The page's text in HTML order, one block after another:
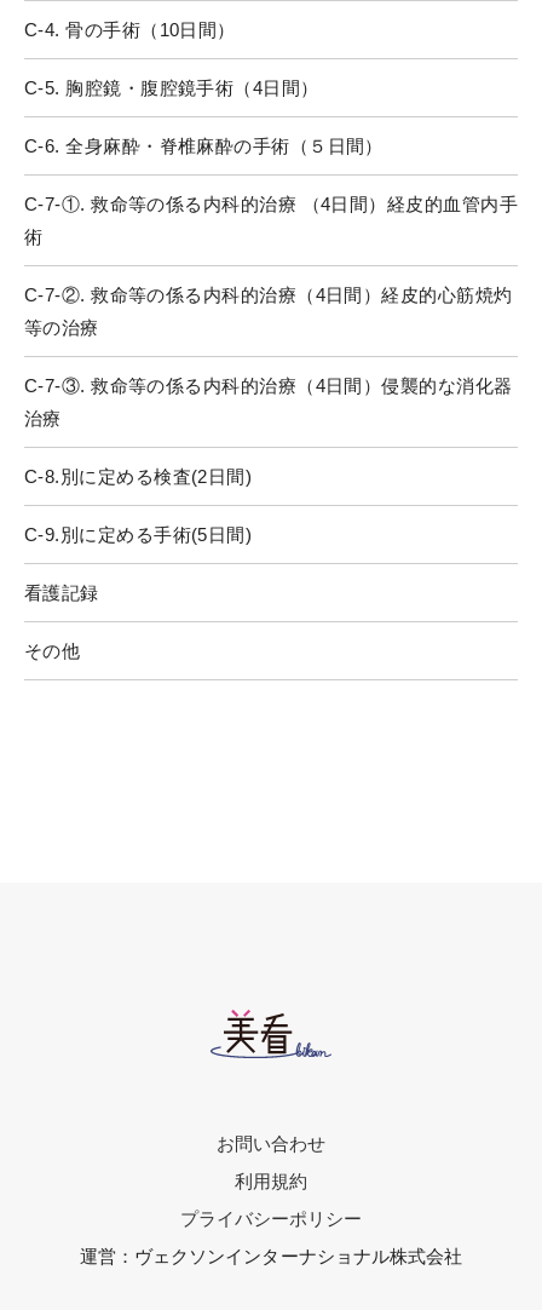
C-4. 骨の手術（10日間）
C-5. 胸腔鏡・腹腔鏡手術（4日間）
C-6. 全身麻酔・脊椎麻酔の手術（５日間）
C-7-①. 救命等の係る内科的治療 （4日間）経皮的血管内手
術
C-7-②. 救命等の係る内科的治療（4日間）経皮的心筋焼灼
等の治療
C-7-③. 救命等の係る内科的治療（4日間）侵襲的な消化器
治療
C-8.別に定める検査(2日間)
C-9.別に定める手術(5日間)
看護記録
その他
お問い合わせ
利用規約
プライバシーポリシー
運営：ヴェクソンインターナショナル株式会社